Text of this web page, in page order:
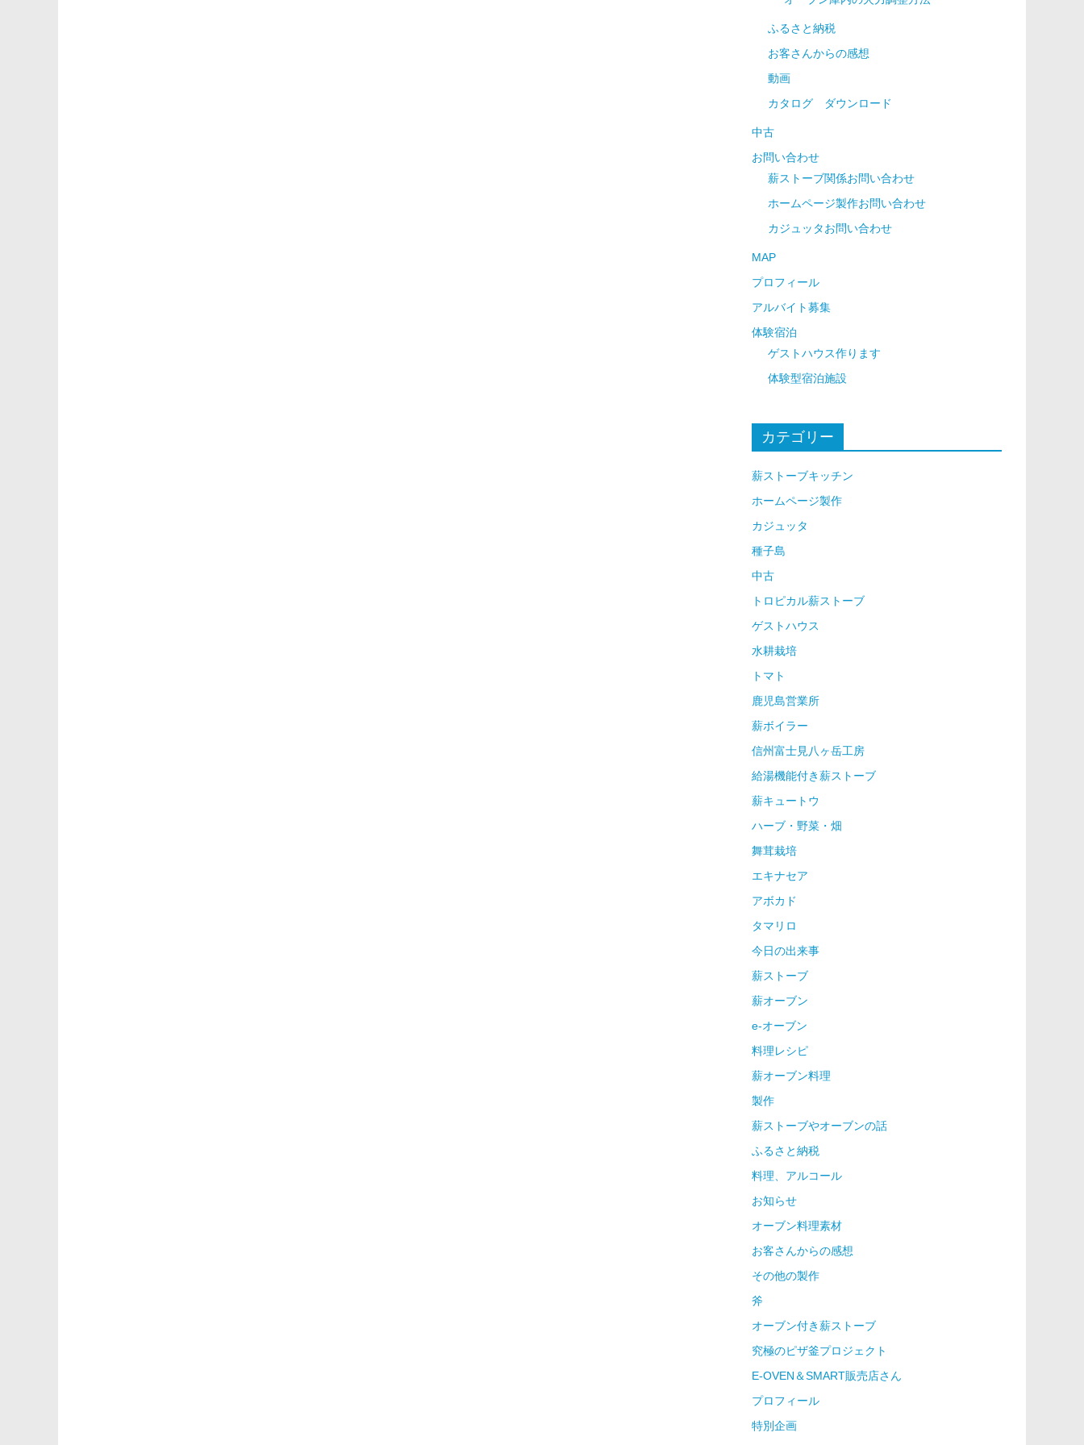
ふるさと納税
お客さんからの感想
動画
カタログ ダウンロード
中古
お問い合わせ
薪ストーブ関係お問い合わせ
ホームページ製作お問い合わせ
カジュッタお問い合わせ
MAP
プロフィール
アルバイト募集
体験宿泊
ゲストハウス作ります
体験型宿泊施設
カテゴリー
薪ストーブキッチン
ホームページ製作
カジュッタ
種子島
中古
トロピカル薪ストーブ
ゲストハウス
水耕栽培
トマト
鹿児島営業所
薪ボイラー
信州富士見八ヶ岳工房
給湯機能付き薪ストーブ
薪キュートウ
ハーブ・野菜・畑
舞茸栽培
エキナセア
アボカド
タマリロ
今日の出来事
薪ストーブ
薪オーブン
e-オーブン
料理レシピ
薪オーブン料理
製作
薪ストーブやオーブンの話
ふるさと納税
料理、アルコール
お知らせ
オーブン料理素材
お客さんからの感想
その他の製作
斧
オーブン付き薪ストーブ
究極のピザ釜プロジェクト
E-OVEN＆SMART販売店さん
プロフィール
特別企画